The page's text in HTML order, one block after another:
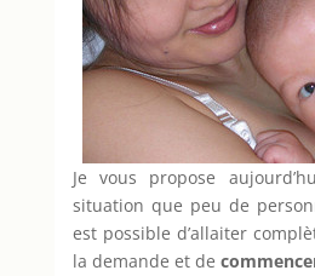
Je vous propose
situation que peu de
est possible d’allaiter
la demande et de